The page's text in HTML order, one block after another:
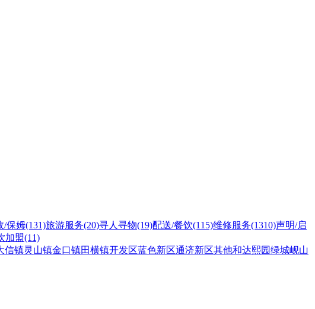
/保姆(131)旅游服务(20)寻人寻物(19)配送/餐饮(115)维修服务(1310)声明/启
加盟(11)
信镇灵山镇金口镇田横镇开发区蓝色新区通济新区其他和达熙园绿城岘山